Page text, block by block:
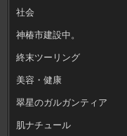
社会
神椿市建設中。
終末ツーリング
美容・健康
翠星のガルガンティア
肌ナチュール